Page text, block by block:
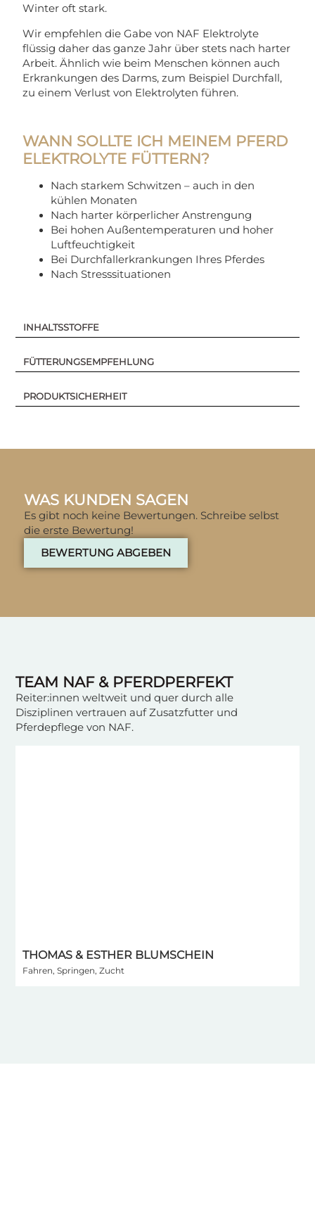
INHALTSSTOFFE
FÜTTERUNGSEMPFEHLUNG
PRODUKTSICHERHEIT
Winter oft stark.
Wir empfehlen die Gabe von NAF Elektrolyte
flüssig daher das ganze Jahr über stets nach harter
Arbeit. Ähnlich wie beim Menschen können auch
Erkrankungen des Darms, zum Beispiel Durchfall,
zu einem Verlust von Elektrolyten führen.
WANN SOLLTE ICH MEINEM PFERD
ELEKTROLYTE FÜTTERN?
Nach starkem Schwitzen – auch in den
kühlen Monaten
Nach harter körperlicher Anstrengung
Bei hohen Außentemperaturen und hoher
Luftfeuchtigkeit
Bei Durchfallerkrankungen Ihres Pferdes
Nach Stresssituationen
WAS KUNDEN SAGEN
Es gibt noch keine Bewertungen. Schreibe selbst
die erste Bewertung!
BEWERTUNG ABGEBEN
TEAM NAF & PFERDPERFEKT
Reiter:innen weltweit und quer durch alle
Disziplinen vertrauen auf Zusatzfutter und
Pferdepflege von NAF.
THOMAS & ESTHER BLUMSCHEIN
Fahren, Springen, Zucht